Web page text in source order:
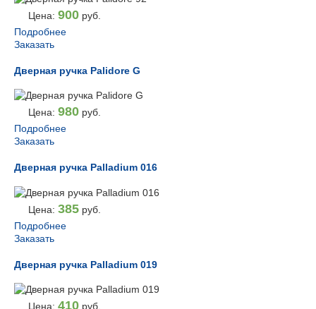
Цена: 900 руб.
Подробнее
Заказать
Дверная ручка Palidore G
Цена: 980 руб.
Подробнее
Заказать
Дверная ручка Palladium 016
Цена: 385 руб.
Подробнее
Заказать
Дверная ручка Palladium 019
Цена: 410 руб.